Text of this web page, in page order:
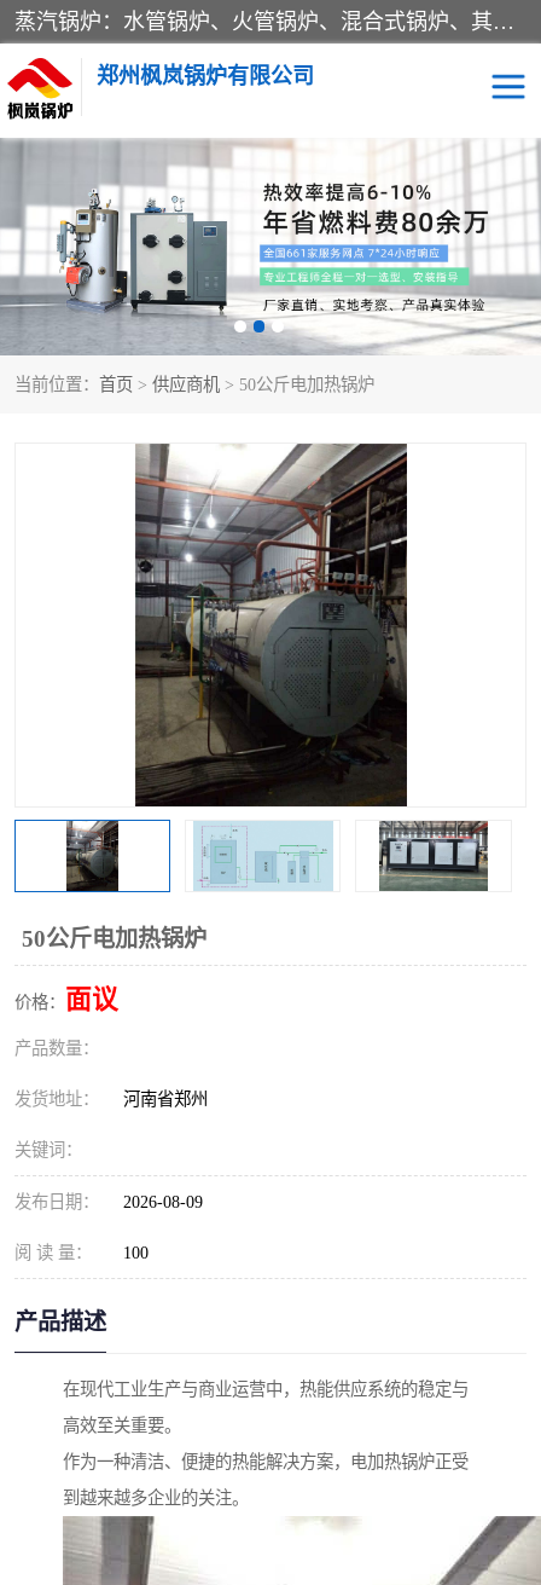
蒸汽锅炉：水管锅炉、火管锅炉、混合式锅炉、其他蒸汽锅炉； 热水锅炉：家用型集中供暖用热水锅炉、其他热水锅炉； 有机热载体锅炉； 船用蒸汽锅炉； （锅炉用辅助设备及装置）蒸汽冷凝器：表面冷凝器、混合式冷凝器、空冷式冷凝器、其他蒸汽冷凝器； 锅炉用辅助设备：节热器、蒸汽收集器、蓄能器、烟垢清除器、气体回收器、泥渣刮除器、空气预热器、其他锅炉用辅助设备；
郑州枫岚锅炉有限公司
当前位置： 首页 > 供应商机 > 50公斤电加热锅炉
50公斤电加热锅炉
价格： 面议
产品数量：
发货地址： 河南省郑州
关键词：
发布日期： 2026-08-09
阅 读 量： 100
产品描述
在现代工业生产与商业运营中，热能供应系统的稳定与
高效至关重要。
作为一种清洁、便捷的热能解决方案，电加热锅炉正受
到越来越多企业的关注。